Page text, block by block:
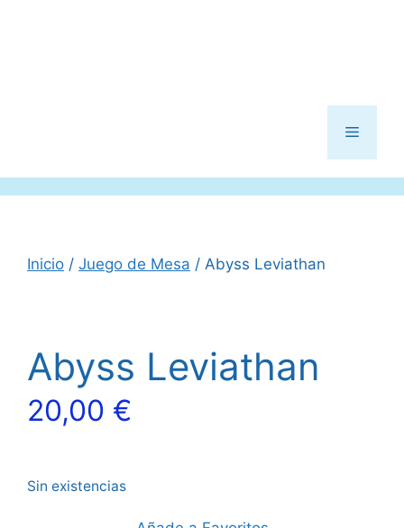
Menú
Inicio / Juego de Mesa / Abyss Leviathan
Abyss Leviathan
20,00 €
Sin existencias